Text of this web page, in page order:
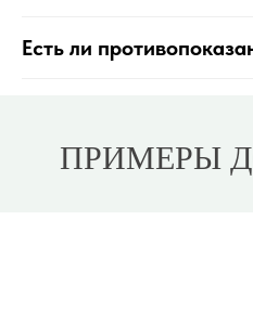
Есть ли
ПРИМЕРЫ